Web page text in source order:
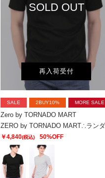
SOLD OUT
再入荷受付
SALE 2BUY10% MORE SALE
Zero by TORNADO MART
￥4,840(税込) 50%OFF